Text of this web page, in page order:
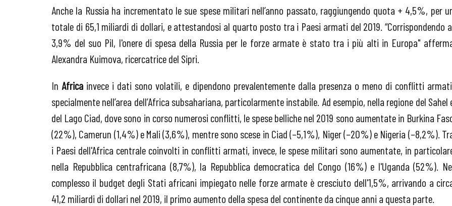
Anche la Russia ha incrementato le sue spese militari nell’anno passato, raggiungendo quota + 4,5%, per
totale di 65,1 miliardi di dollari, e attestandosi al quarto posto tra i Paesi armati del 2019. “Corrispondendo
3,9% del suo Pil, l'onere di spesa della Russia per le forze armate è stato tra i più alti in Europa"
Alexandra Kuimova, ricercatrice del Sipri.
InAfrica invece i dati sono volatili, e dipendono prevalentemente dalla presenza o meno di conflitti
specialmente nell’area dell’Africa subsahariana, particolarmente instabile. Ad esempio, nella regione del Sahel
del Lago Ciad, dove sono in corso numerosi conflitti, le spese belliche nel 2019 sono aumentate in Burkina
(22%), Camerun (1,4%) e Mali (3,6%), mentre sono scese in Ciad (–5,1%), Niger (–20%) e Nigeria (–8,2%).
i Paesi dell'Africa centrale coinvolti in conflitti armati, invece, le spese militari sono aumentate, in
nella Repubblica centrafricana (8,7%), la Repubblica democratica del Congo (16%) e l'Uganda (52%).
complesso il budget degli Stati africani impiegato nelle forze armate è cresciuto dell'1,5%, arrivando a
41,2 miliardi di dollari nel 2019, il primo aumento della spesa del continente da cinque anni a questa parte.